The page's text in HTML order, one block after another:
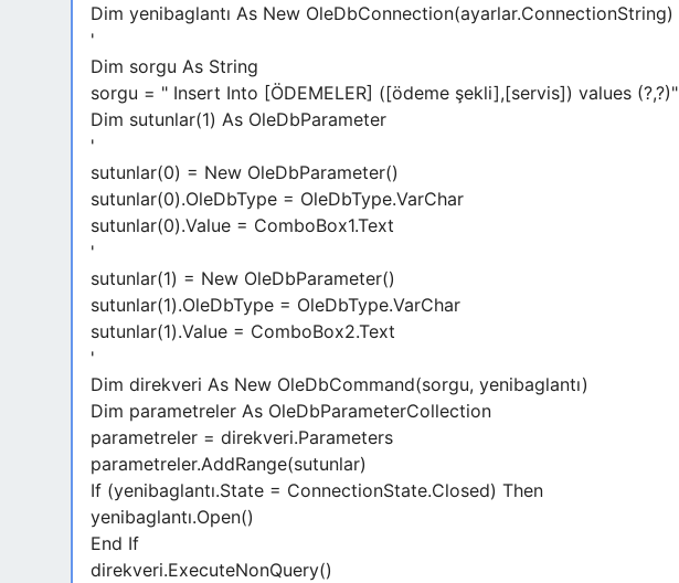
Dim yenibaglantı As New OleDbConnection(ayarlar.ConnectionString)
'
Dim sorgu As String
sorgu = " Insert Into [ÖDEMELER] ([ödeme şekli],[servis]) values (?,?)"
Dim sutunlar(1) As OleDbParameter
'
sutunlar(0) = New OleDbParameter()
sutunlar(0).OleDbType = OleDbType.VarChar
sutunlar(0).Value = ComboBox1.Text
'
sutunlar(1) = New OleDbParameter()
sutunlar(1).OleDbType = OleDbType.VarChar
sutunlar(1).Value = ComboBox2.Text
'
Dim direkveri As New OleDbCommand(sorgu, yenibaglantı)
Dim parametreler As OleDbParameterCollection
parametreler = direkveri.Parameters
parametreler.AddRange(sutunlar)
If (yenibaglantı.State = ConnectionState.Closed) Then
yenibaglantı.Open()
End If
direkveri.ExecuteNonQuery()